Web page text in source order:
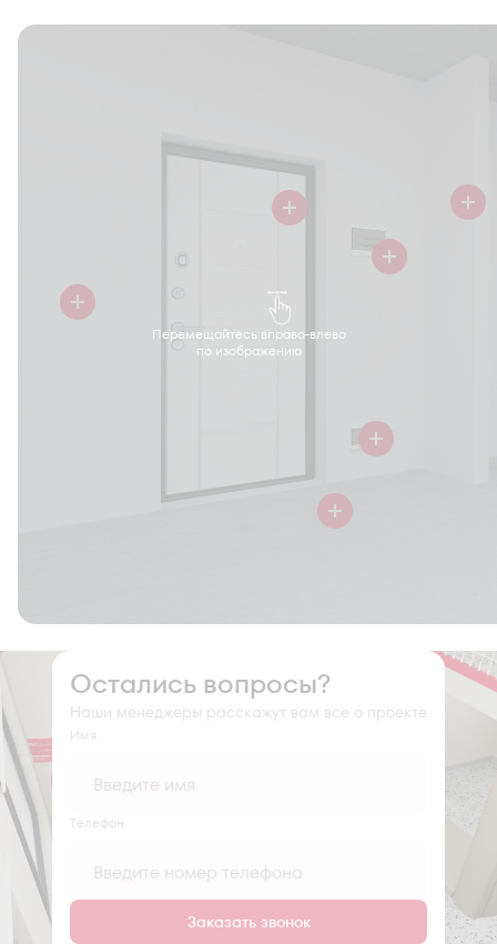
Перемещайтесь вправо-влево
по изображению
Остались вопросы?
Наши менеджеры расскажут вам все о проекте
Имя
Tелефон
Заказать звонок